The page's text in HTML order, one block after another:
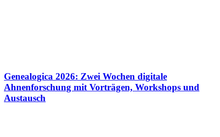
Genealogica 2026: Zwei Wochen digitale
Ahnenforschung mit Vorträgen, Workshops und
Austausch